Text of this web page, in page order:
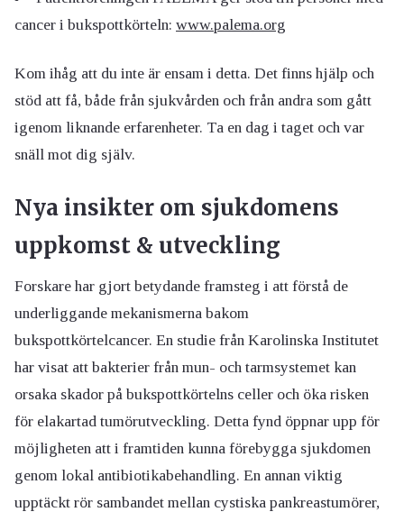
cancer i bukspottkörteln: www.palema.org
Kom ihåg att du inte är ensam i detta. Det finns hjälp och
stöd att få, både från sjukvården och från andra som gått
igenom liknande erfarenheter. Ta en dag i taget och var
snäll mot dig själv.
Nya insikter om sjukdomens
uppkomst & utveckling
Forskare har gjort betydande framsteg i att förstå de
underliggande mekanismerna bakom
bukspottkörtelcancer. En studie från Karolinska Institutet
har visat att bakterier från mun- och tarmsystemet kan
orsaka skador på bukspottkörtelns celler och öka risken
för elakartad tumörutveckling. Detta fynd öppnar upp för
möjligheten att i framtiden kunna förebygga sjukdomen
genom lokal antibiotikabehandling. En annan viktig
upptäckt rör sambandet mellan cystiska pankreastumörer,